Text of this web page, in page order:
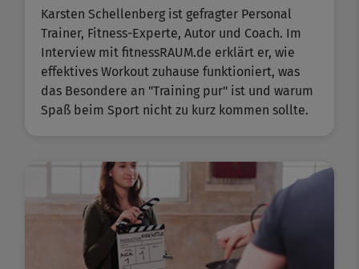
Karsten Schellenberg ist gefragter Personal
Trainer, Fitness-Experte, Autor und Coach. Im
Interview mit fitnessRAUM.de erklärt er, wie
effektives Workout zuhause funktioniert, was
das Besondere an "Training pur" ist und warum
Spaß beim Sport nicht zu kurz kommen sollte.